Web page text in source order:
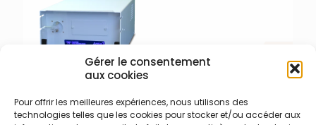
Gérer le consentement
aux cookies
Pour offrir les meilleures expériences, nous utilisons des
technologies telles que les cookies pour stocker et/ou accéder aux
600-001-001 – Teledyne